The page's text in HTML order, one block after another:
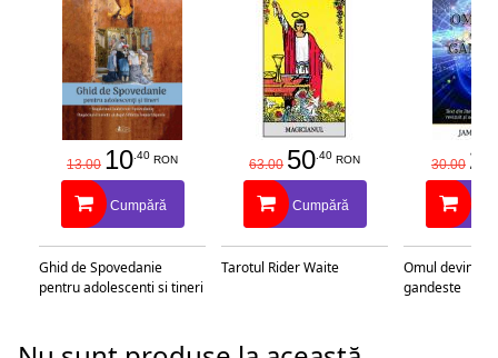
13.00 10.40 RON
Cumpără
Ghid de Spovedanie
pentru adolescenti si tineri
63.00 50.40 RON
Cumpără
Tarotul Rider Waite
30.00 25
Omul devine
gandeste